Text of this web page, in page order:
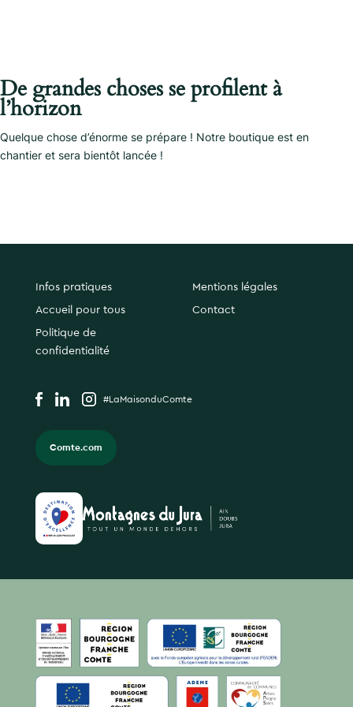
De grandes choses se profilent à
l’horizon
Quelque chose d’énorme se prépare ! Notre boutique est en
chantier et sera bientôt lancée !
Infos pratiques
Accueil pour tous
Politique de
confidentialité
Mentions légales
Contact
#LaMaisonduComte
Comte.com